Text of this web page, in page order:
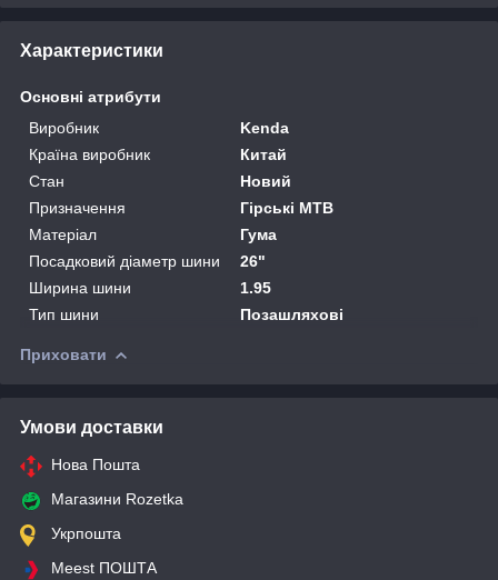
Характеристики
Основні атрибути
Виробник
Kenda
Країна виробник
Китай
Стан
Новий
Призначення
Гірські MTB
Матеріал
Гума
Посадковий діаметр шини
26"
Ширина шини
1.95
Тип шини
Позашляхові
Приховати
Умови доставки
Нова Пошта
Магазини Rozetka
Укрпошта
Meest ПОШТА